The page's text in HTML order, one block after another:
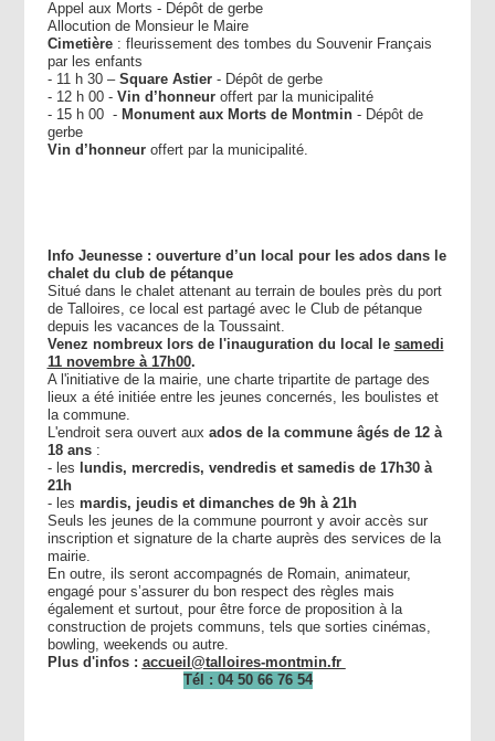
Appel aux Morts - Dépôt de gerbe
Allocution de Monsieur le Maire
Cimetière: fleurissement des tombes du Souvenir Français
par les enfants
- 11 h 30 – Square Astier- Dépôt de gerbe
- 12 h 00 - Vin d’honneur offert par la municipalité
- 15 h 00 - Monument aux Morts de Montmin- Dépôt de
gerbe
Vin d’honneuroffert par la municipalité.
Info Jeunesse : ouverture d’un local pour les ados dans le
chalet du club de pétanque
Situé dans le chalet attenant au terrain de boules près du port
de Talloires, ce local est partagé avec le Club de pétanque
depuis les vacances de la Toussaint.
Venez nombreux lors de l'inauguration du local le samedi
11 novembre à 17h00.
A l'initiative de la mairie, une charte tripartite de partage des
lieux a été initiée entre les jeunes concernés, les boulistes et
la commune.
L'endroit sera ouvert aux ados de la commune âgés de 12 à
18 ans:
- les lundis, mercredis, vendredis et samedis de 17h30 à
21h
- les mardis, jeudis et dimanches de 9h à 21h
Seuls les jeunes de la commune pourront y avoir accès sur
inscription et signature de la charte auprès des services de la
mairie.
En outre, ils seront accompagnés de Romain, animateur,
engagé pour s’assurer du bon respect des règles mais
également et surtout, pour être force de proposition à la
construction de projets communs, tels que sorties cinémas,
bowling, weekends ou autre.
Plus d'infos : accueil@talloires-montmin.fr
Tél : 04 50 66 76 54